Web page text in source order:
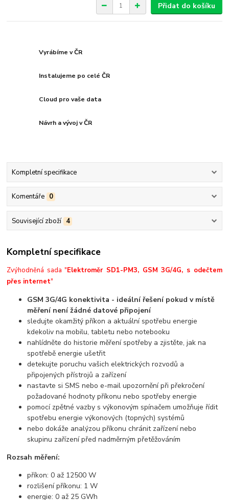
Přidat do košíku
Vyrábíme v ČR
Instalujeme po celé ČR
Cloud pro vaše data
Návrh a vývoj v ČR
Kompletní specifikace
Komentáře 0
Související zboží 4
Kompletní specifikace
Zvýhodněná sada "Elektroměr SD1-PM3, GSM 3G/4G, s odečtem
přes internet"
GSM 3G/4G konektivita - ideální řešení pokud v místě
měření není žádné datové připojení
sledujte okamžitý příkon a aktuální spotřebu energie
kdekoliv na mobilu, tabletu nebo notebooku
nahlídněte do historie měření spotřeby a zjistěte, jak na
spotřebě energie ušetřit
detekujte poruchu vašich elektrických rozvodů a
připojených přístrojů a zařízení
nastavte si SMS nebo e-mail upozornění při překročení
požadované hodnoty příkonu nebo spotřeby energie
pomocí zpětné vazby s výkonovým spínačem umožňuje řídit
spotřebu energie výkonových (topných) systémů
nebo dokáže analýzou příkonu chránit zařízení nebo
skupinu zařízení před nadměrným přetěžováním
Rozsah měření:
příkon: 0 až 12500 W
rozlišení příkonu: 1 W
energie: 0 až 25 GWh